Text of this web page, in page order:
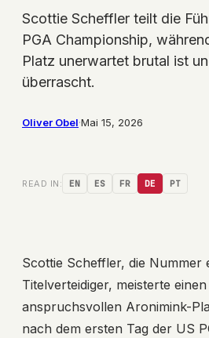
Scottie Scheffler teilt die
PGA Championship,
Platz unerwartet brutal ist
überrascht.
Oliver Obel·Mai 15, 2026
READ IN: EN ES FR DE PT
Scottie Scheffler, die Nummer
Titelverteidiger, meisterte
anspruchsvollen Aronimink-
nach dem ersten Tag der US